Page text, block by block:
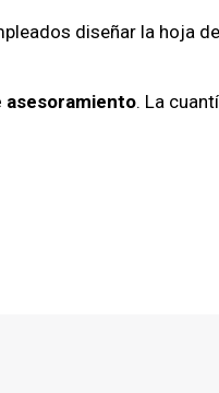
diseñar la hoja
asesoramiento. La